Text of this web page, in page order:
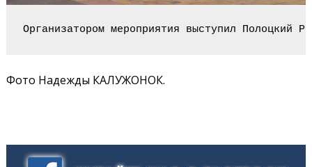
Организатором мероприятия выступил Полоцкий
Фото Надежды КАЛУЖОНОК.